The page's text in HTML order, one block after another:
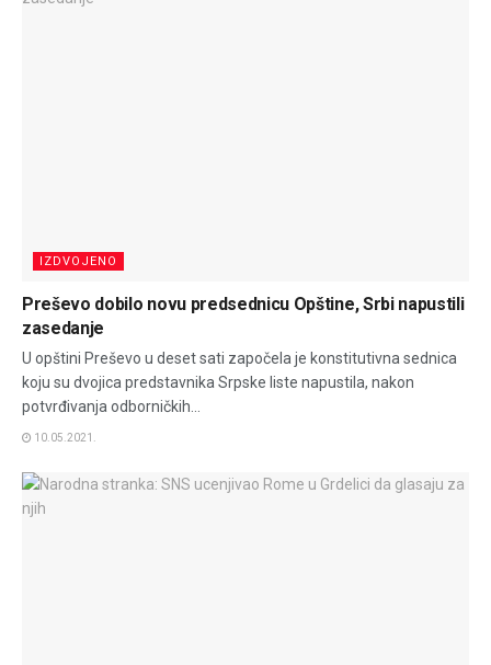
IZDVOJENO
Preševo dobilo novu predsednicu Opštine, Srbi napustili
zasedanje
U opštini Preševo u deset sati započela je konstitutivna sednica
koju su dvojica predstavnika Srpske liste napustila, nakon
potvrđivanja odborničkih...
10.05.2021.